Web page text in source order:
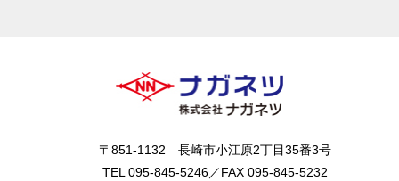
〒851-1132 長崎市小江原2丁目35番3号
TEL 095-845-5246／FAX 095-845-5232